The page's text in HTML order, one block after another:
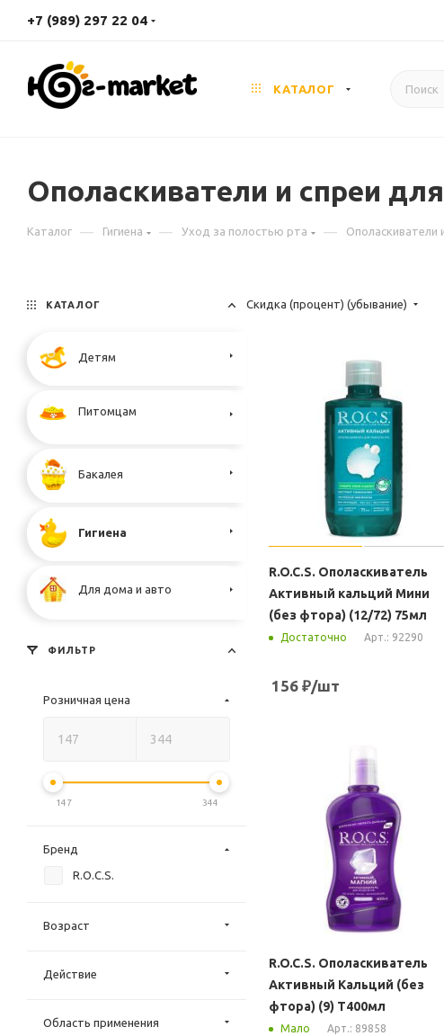
+7 (989) 297 22 04
КАТАЛОГ
Ополаскиватели и спреи
Каталог — Гигиена — Уход за полостью рта — Ополаскиватели
Скидка (процент) (убывание)
R.O.C.S. Ополаскиватель
Активный кальций Мини
(без фтора) (12/72) 75мл
Достаточно Арт.: 92290
156 ₽/шт
R.O.C.S. Ополаскиватель
Активный Кальций (без
фтора) (9) Т400мл
Мало Арт.: 89858
КАТАЛОГ
Детям
Питомцам
Бакалея
Гигиена
Для дома и авто
ФИЛЬТР
Розничная цена
147 344
Бренд
R.O.C.S.
Возраст
Действие
Область применения